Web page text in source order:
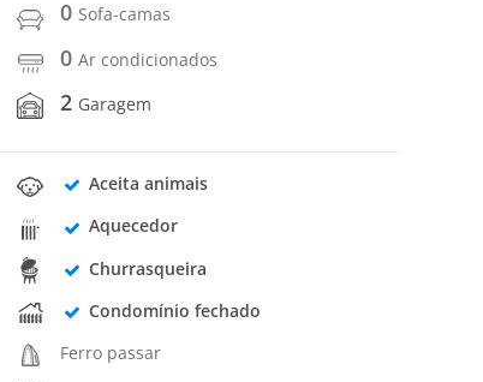
0 Sofa-camas
0Ar condicionados
2 Garagem
Aceita animais
Aquecedor
Churrasqueira
Condomínio fechado
Ferro passar